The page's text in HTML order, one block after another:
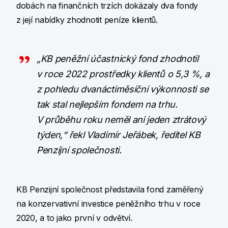
dobách na finančních trzích dokázaly dva fondy
z její nabídky zhodnotit peníze klientů.
„KB peněžní účastnický fond zhodnotil
v roce 2022 prostředky klientů o 5,3 %, a
z pohledu dvanáctiměsíční výkonnosti se
tak stal nejlepším fondem na trhu.
V průběhu roku neměl ani jeden ztrátový
týden,“ řekl Vladimír Jeřábek, ředitel KB
Penzijní společnosti.
KB Penzijní společnost představila fond zaměřený
na konzervativní investice peněžního trhu v roce
2020, a to jako první v odvětví.